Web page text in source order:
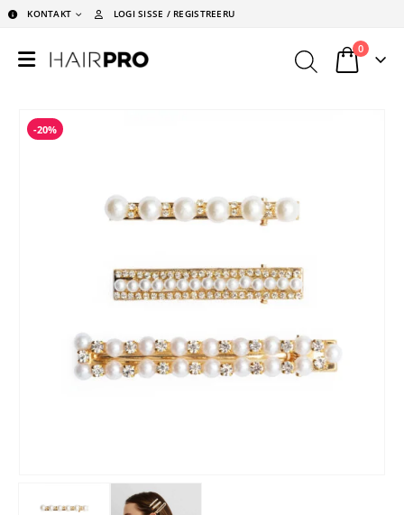
KONTAKT LOGI SISSE / REGISTREERU
0
-20%